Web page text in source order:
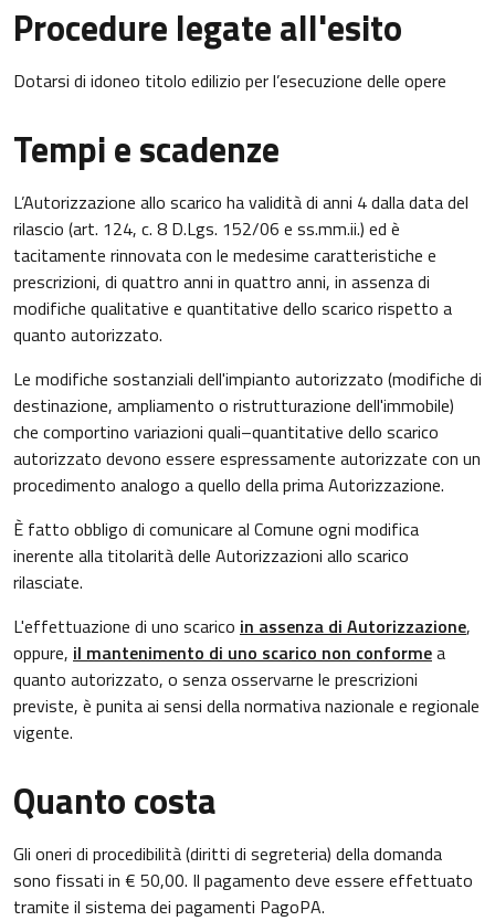
Procedure legate all'esito
Dotarsi di idoneo titolo edilizio per l’esecuzione delle opere
Tempi e scadenze
L’Autorizzazione allo scarico ha validità di anni 4 dalla data del
rilascio (art. 124, c. 8 D.Lgs. 152/06 e ss.mm.ii.) ed è
tacitamente rinnovata con le medesime caratteristiche e
prescrizioni, di quattro anni in quattro anni, in assenza di
modifiche qualitative e quantitative dello scarico rispetto a
quanto autorizzato.
Le modifiche sostanziali dell'impianto autorizzato (modifiche di
destinazione, ampliamento o ristrutturazione dell'immobile)
che comportino variazioni quali–quantitative dello scarico
autorizzato devono essere espressamente autorizzate con un
procedimento analogo a quello della prima Autorizzazione.
È fatto obbligo di comunicare al Comune ogni modifica
inerente alla titolarità delle Autorizzazioni allo scarico
rilasciate.
L'effettuazione di uno scarico in assenza di Autorizzazione,
oppure, il mantenimento di uno scarico non conformea
quanto autorizzato, o senza osservarne le prescrizioni
previste, è punita ai sensi della normativa nazionale e regionale
vigente.
Quanto costa
Gli oneri di procedibilità (diritti di segreteria) della domanda
sono fissati in € 50,00. Il pagamento deve essere effettuato
tramite il sistema dei pagamenti PagoPA.